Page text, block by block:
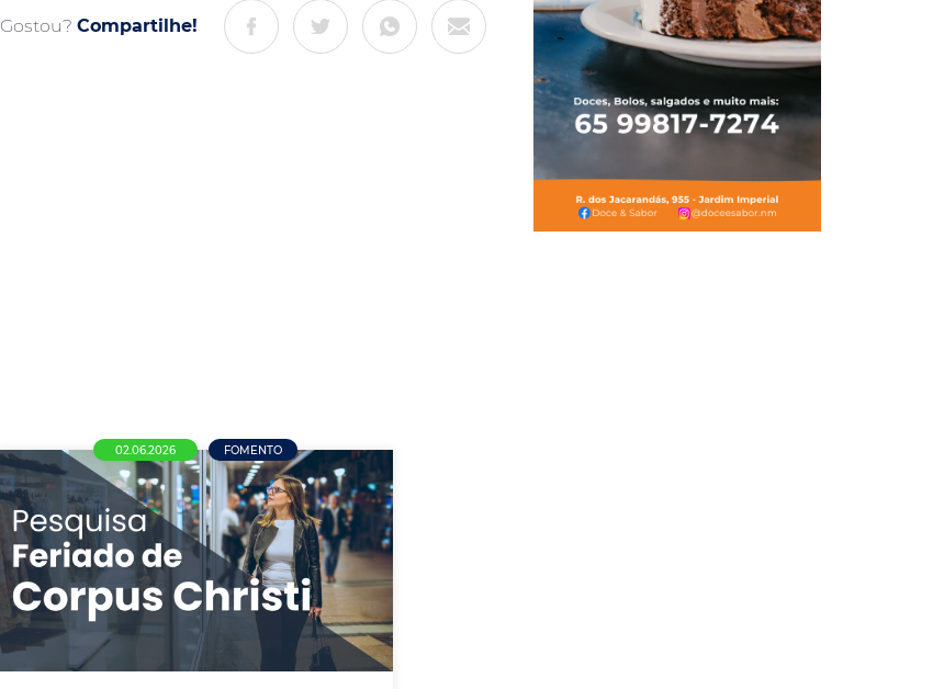
Gostou? Compartilhe!
02.06.2026 FOMENTO
Comércio de Nova Mutum se
divide sobre funcionamento no
Corpus Christi; maioria defende
liberdade de decisão ao
empresário